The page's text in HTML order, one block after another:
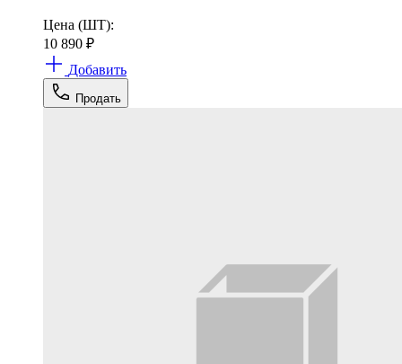
Цена (ШТ):
10 890 ₽
Добавить
Продать